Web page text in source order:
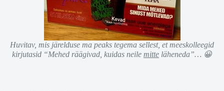
Huvitav, mis järelduse ma peaks tegema sellest, et meeskolleegid
kirjutasid “Mehed räägivad, kuidas neile mitte läheneda”… 😀